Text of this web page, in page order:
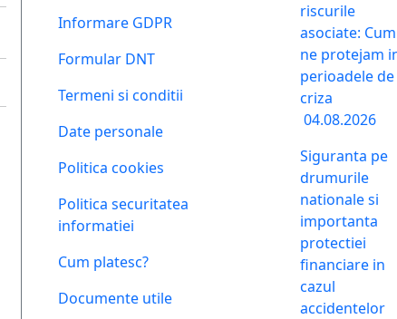
Informare GDPR
Formular DNT
Termeni si conditii
Date personale
Politica cookies
Politica securitatea
informatiei
Cum platesc?
Documente utile
riscurile
asociate: Cum
ne protejam
perioadele de
criza
04.08.2026
Siguranta pe
drumurile
nationale si
importanta
protectiei
financiare in
cazul
accidentelor